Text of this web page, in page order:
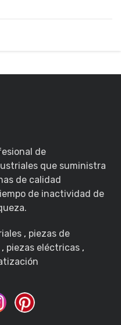
de
que suministra
de calidad
de inactividad de
, piezas de
, piezas eléctricas ,